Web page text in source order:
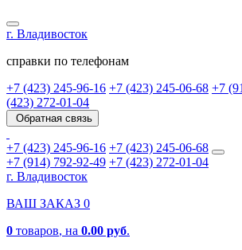
г. Владивосток
справки по телефонам
+7 (423) 245-96-16 +7 (423) 245-06-68 +7
(423) 272-01-04
Обратная связь
+7 (423) 245-96-16 +7 (423) 245-06-68
+7 (914) 792-92-49 +7 (423) 272-01-04
г. Владивосток
ВАШ ЗАКАЗ 0
0 товаров, на 0.00 руб.